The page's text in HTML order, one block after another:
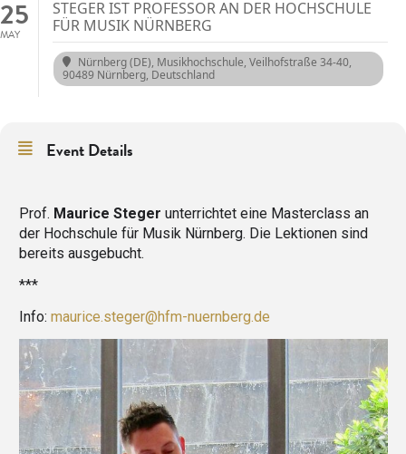
25
MAY
STEGER IST PROFESSOR AN DER HOCHSCHULE
FÜR MUSIK NÜRNBERG
Nürnberg (DE), Musikhochschule, Veilhofstraße 34-40,
90489 Nürnberg, Deutschland
Event Details
Prof. Maurice Steger unterrichtet eine Masterclass an
der Hochschule für Musik Nürnberg. Die Lektionen sind
bereits ausgebucht.
***
Info: maurice.steger@hfm-nuernberg.de